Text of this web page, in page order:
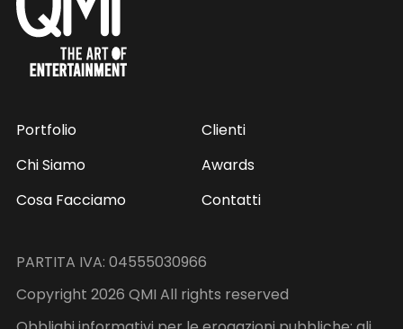
Portfolio
Chi Siamo
Cosa Facciamo
Clienti
Awards
Contatti
PARTITA IVA: 04555030966
Copyright 2026 QMI All rights reserved